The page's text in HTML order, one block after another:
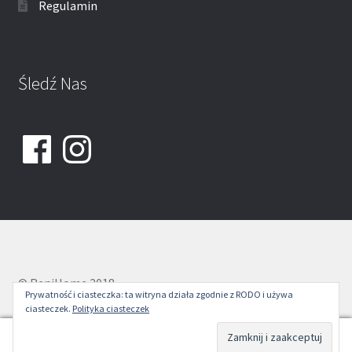
Regulamin
Śledź Nas
FacebookInstagram
© ReniHome 2018
0
Prywatność i ciasteczka: ta witryna działa zgodnie z RODO i używa
ciasteczek. Polityka ciasteczek